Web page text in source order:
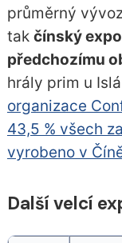
průměrný
tak čínský
předchozímu
hrály prim u
organizace
43,5 % všech
vyrobeno v
Další velcí